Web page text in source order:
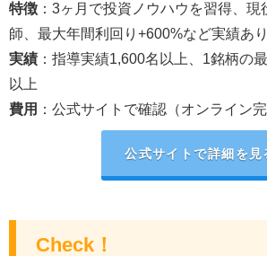
特徴 ：3ヶ月で投資ノウハウを習得、
師、最大年間利回り+600%など実績あり
実績 ：指導実績1,600名以上、1銘柄の
以上
費用
：公式サイトで確認（オンライン完
公式サイトで詳細を見
Check！